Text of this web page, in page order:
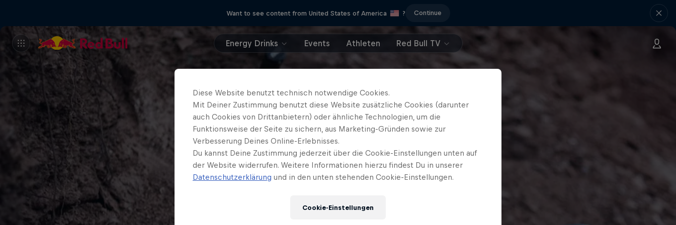
Want to see content from United States of America ? Continue
Energy Drinks Events Athleten Red Bull TV
Diese Website benutzt technisch notwendige Cookies.
Mit Deiner Zustimmung benutzt diese Website zusätzliche Cookies (darunter
auch Cookies von Drittanbietern) oder ähnliche Technologien, um die
Funktionsweise der Seite zu sichern, aus Marketing-Gründen sowie zur
Verbesserung Deines Online-Erlebnisses.
Du kannst Deine Zustimmung jederzeit über die Cookie-Einstellungen unten auf
der Website widerrufen. Weitere Informationen hierzu findest Du in unserer
Datenschutzerklärung und in den unten stehenden Cookie-Einstellungen.
Cookie-Einstellungen